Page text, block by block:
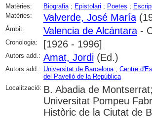
Matèries: Biografia; Epistolari ; Poetes ;
Matèries:
Valverde, José María
Àmbit: Valencia de Alcántara-
Cronologia: [1926 - 1996]
Autors add.: Amat, Jordi(Ed.)
Autors add.: Universitat de Barcelona; Centre
del Pavelló de la República
Localització: B. Abadia de
Universitat Pompeu
Històric de la Ciutat de